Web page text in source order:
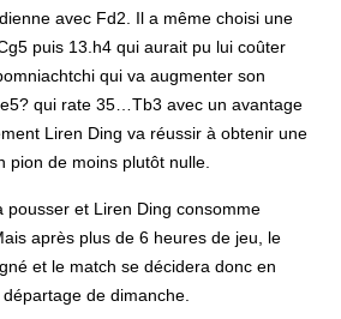
avec Fd2. Il a même choisi une
puis 13.h4 qui aurait pu lui coûter
qui va augmenter son
qui rate 35…Tb3 avec un avantage
Liren Ding va réussir à obtenir une
pion de moins plutôt nulle.
pousser et Liren Ding consomme
après plus de 6 heures de jeu, le
et le match se décidera donc en
de dimanche.